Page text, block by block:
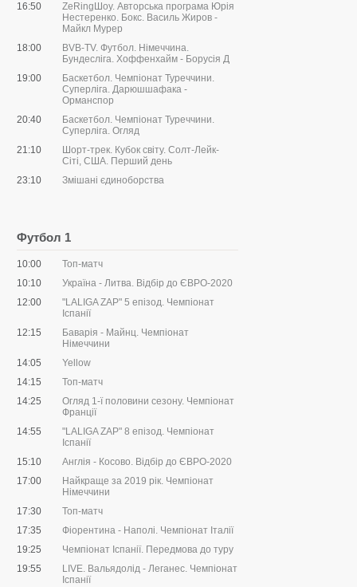
16:50
ZeRingШоу. Авторська програма Юрія
Нестеренко. Бокс. Василь Жиров -
Майкл Мурер
18:00
BVB-TV. Футбол. Німеччина.
Бундесліга. Хоффенхайм - Борусія Д
19:00
Баскетбол. Чемпіонат Туреччини.
Суперліга. Дарюшшафака -
Орманспор
20:40
Баскетбол. Чемпіонат Туреччини.
Суперліга. Огляд
21:10
Шорт-трек. Кубок світу. Солт-Лейк-
Сіті, США. Перший день
23:10
Змішані єдиноборства
Футбол 1
10:00
Топ-матч
10:10
Україна - Литва. Відбір до ЄВРО-2020
12:00
"LALIGA ZAP" 5 епізод. Чемпіонат
Іспанії
12:15
Баварія - Майнц. Чемпіонат
Німеччини
14:05
Yellow
14:15
Топ-матч
14:25
Огляд 1-ї половини сезону. Чемпіонат
Франції
14:55
"LALIGA ZAP" 8 епізод. Чемпіонат
Іспанії
15:10
Англія - Косово. Відбір до ЄВРО-2020
17:00
Найкраще за 2019 рік. Чемпіонат
Німеччини
17:30
Топ-матч
17:35
Фіорентина - Наполі. Чемпіонат Італії
19:25
Чемпіонат Іспанії. Передмова до туру
19:55
LIVE. Вальядолід - Леганес. Чемпіонат
Іспанії